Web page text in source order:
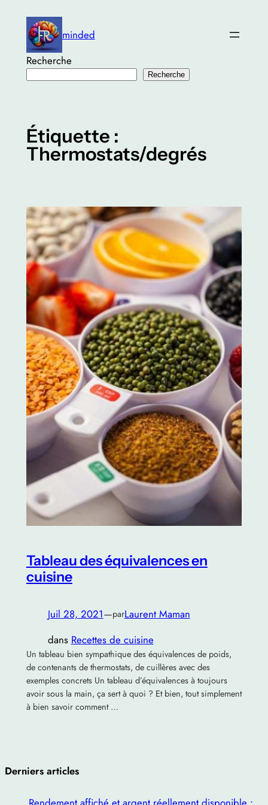
contenu
minded
Recherche
Recherche
Étiquette :
Thermostats/degrés
Tableau des équivalences en
cuisine
Juil 28, 2021—parLaurent Maman
dans Recettes de cuisine
Un tableau bien sympathique des équivalences de poids,
de contenants de thermostats, de cuillères avec des
exemples concrets Un tableau d’équivalences à toujours
avoir sous la main, ça sert à quoi ? Et bien, tout simplement
à bien savoir comment …
Derniers articles